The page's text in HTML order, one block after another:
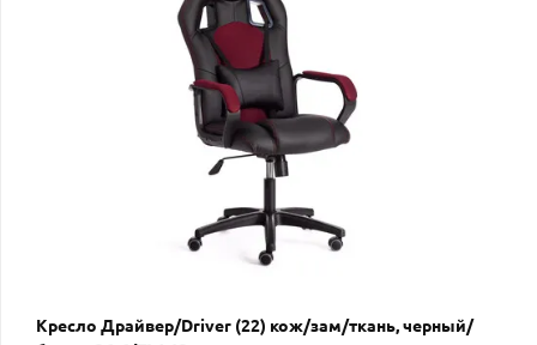
Кресло Драйвер/Driver (22) кож/зам/ткань, черный/